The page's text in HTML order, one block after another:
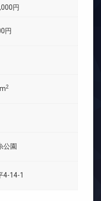
円
円
2
公園
4-14-1